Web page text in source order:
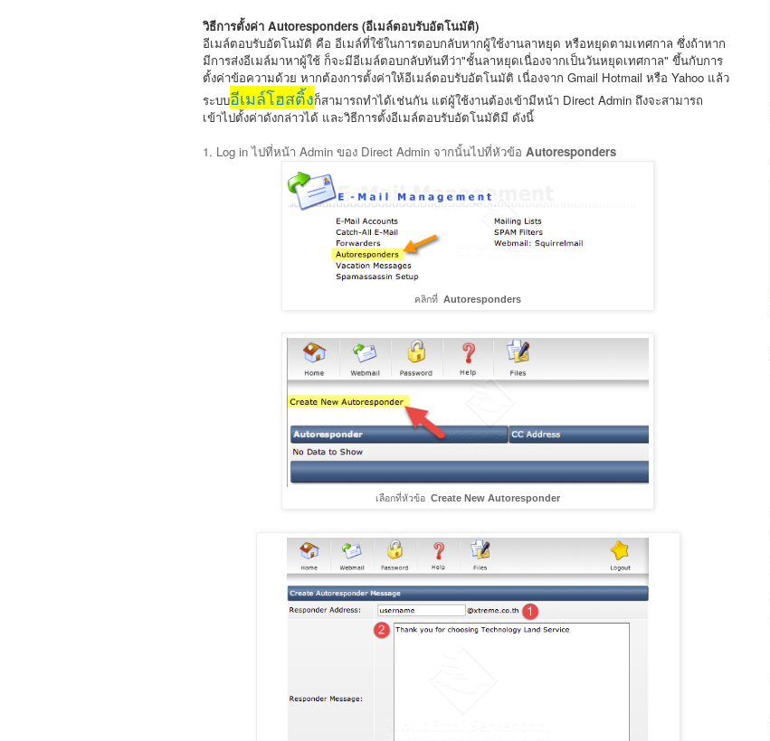
วิธีการตั้งค่า Autoresponders (อีเมล์ตอบรับอัตโนมัติ)
อีเมล์ตอบรับอัตโนมัติ คือ อีเมล์ที่ใช้ในการตอบกลับหากผู้ใช้งานลาหยุด หรือหยุดตามเทศกาล ซึ่งถ้าหาก
มีการส่งอีเมล์มาหาผู้ใช้ ก็จะมีอีเมล์ตอบกลับทันทีว่า"ชั้นลาหยุดเนื่องจากเป็นวันหยุดเทศกาล" ขึ้นกับการ
ตั้งค่าข้อความด้วย หากต้องการตั้งค่าให้อีเมล์ตอบรับอัตโนมัติ เนื่องจาก Gmail Hotmail หรือ Yahoo แล้ว
ระบบอีเมล์โฮสติ้งก็สามารถทำได้เช่นกัน แต่ผู้ใช้งานต้องเข้ามีหน้า Direct Admin ถึงจะสามารถ
เข้าไปตั้งค่าดังกล่าวได้ และวิธีการตั้งอีเมล์ตอบรับอัตโนมัติมี ดังนี้
1. Log in ไปที่หน้า Admin ของ Direct Admin จากนั้นไปที่หัวข้อ Autoresponders
คลิกที่ Autoresponders
เลือกที่หัวข้อ Create New Autoresponder